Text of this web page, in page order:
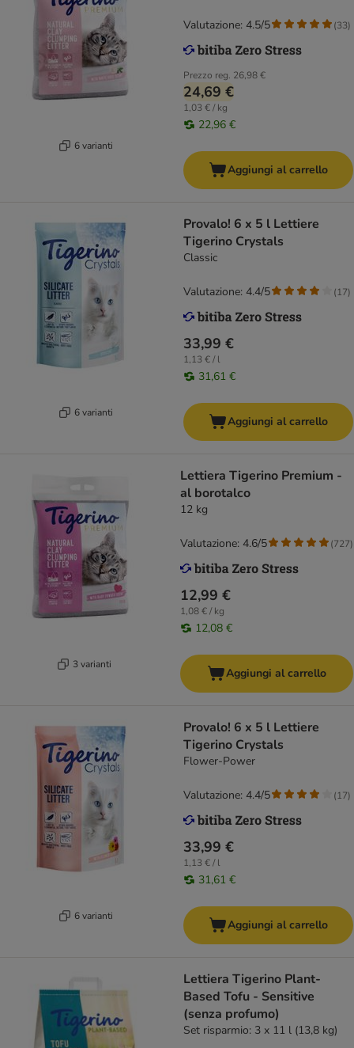
6 varianti
Prezzo reg. 26,98 €
24,69 €
1,03 € / kg
22,96 €
Valutazione: 4.5/5 (33)
Aggiungi al carrello
6 varianti
Provalo! 6 x 5 l Lettiere
Tigerino Crystals
Classic
33,99 €
1,13 € / l
31,61 €
Valutazione: 4.4/5 (17)
Aggiungi al carrello
3 varianti
Lettiera Tigerino Premium -
al borotalco
12 kg
12,99 €
1,08 € / kg
12,08 €
Valutazione: 4.6/5 (727)
Aggiungi al carrello
6 varianti
Provalo! 6 x 5 l Lettiere
Tigerino Crystals
Flower-Power
33,99 €
1,13 € / l
31,61 €
Valutazione: 4.4/5 (17)
Aggiungi al carrello
Lettiera Tigerino Plant-
Based Tofu - Sensitive
(senza profumo)
Set risparmio: 3 x 11 l (13,8 kg)